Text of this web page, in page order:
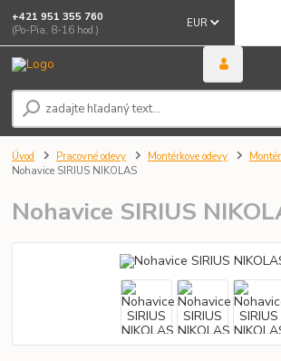
EUR
+421 951 355 760
(Po-Pia, 8-16 hod.)
Úvod Pracovné odevy Montérkove odevy
Nohavice SIRIUS NIKOLAS
Nohavice SIRIUS